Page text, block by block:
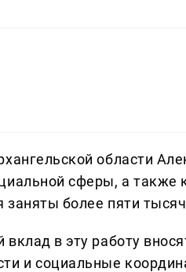
области
сферы, а также
заняты более пяти
вклад в эту работу
и социальные